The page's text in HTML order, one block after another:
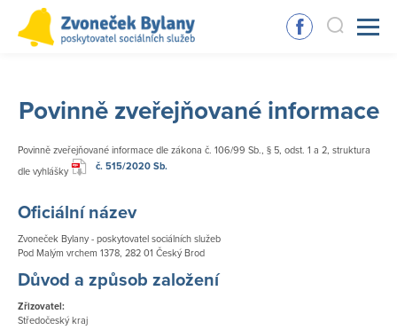
Povinně zveřejňované informace
Povinně zveřejňované informace dle zákona č. 106/99 Sb., § 5, odst. 1 a 2, struktura
dle vyhlášky
č. 515/2020 Sb.
Oficiální název
Zvoneček Bylany - poskytovatel sociálních služeb
​Pod Malým vrchem 1378, 282 01 Český Brod
Důvod a způsob založení
Zřizovatel:
Středočeský kraj